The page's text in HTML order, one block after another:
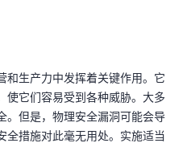
和生产力中发挥着关键作用。它
使它们容易受到各种威胁。大多
。但是，物理安全漏洞可能会导
全措施对此毫无用处。实施适当